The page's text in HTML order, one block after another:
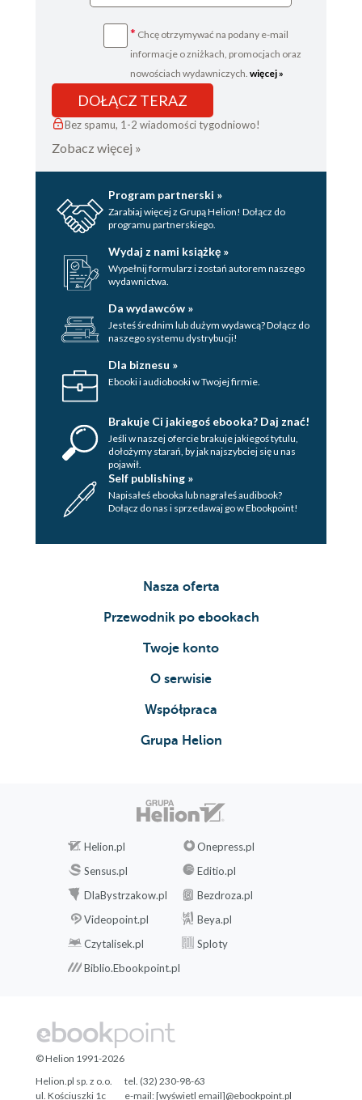
* Chcę otrzymywać na podany e-mail
informacje o zniżkach, promocjach oraz
nowościach wydawniczych. więcej »
DOŁĄCZ TERAZ
Bez spamu, 1-2 wiadomości tygodniowo!
Zobacz więcej »
Program partnerski »
Zarabiaj więcej z Grupą Helion! Dołącz do
programu partnerskiego.
Wydaj z nami książkę »
Wypełnij formularz i zostań autorem naszego
wydawnictwa.
Da wydawców »
Jesteś średnim lub dużym wydawcą? Dołącz do
naszego systemu dystrybucji!
Dla biznesu »
Ebooki i audiobooki w Twojej firmie.
Brakuje Ci jakiegoś ebooka? Daj znać!
Jeśli w naszej ofercie brakuje jakiegoś tytulu,
dołożymy starań, by jak najszybciej się u nas
pojawił.
Self publishing »
Napisałeś ebooka lub nagrałeś audibook?
Dołącz do nas i sprzedawaj go w Ebookpoint!
Nasza oferta
Przewodnik po ebookach
Twoje konto
O serwisie
Współpraca
Grupa Helion
Helion.pl
Onepress.pl
Sensus.pl
Editio.pl
DlaBystrzakow.pl
Bezdroza.pl
Videopoint.pl
Beya.pl
Czytalisek.pl
Sploty
Biblio.Ebookpoint.pl
© Helion 1991-2026
Helion.pl sp. z o.o.
ul. Kościuszki 1c
tel. (32) 230-98-63
e-mail:[wyświetl email]@ebookpoint.pl